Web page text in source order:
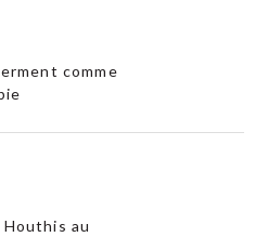
comme
au